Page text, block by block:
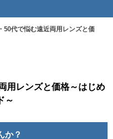
50代で悩む遠近両用レンズと価
用レンズと価格～はじめ
～
か？